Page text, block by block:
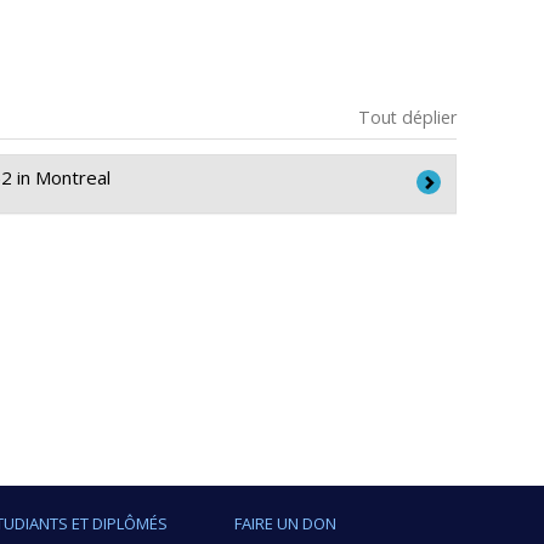
Tout déplier
in Montreal
ET DIPLÔMÉS FAIRE UN DON